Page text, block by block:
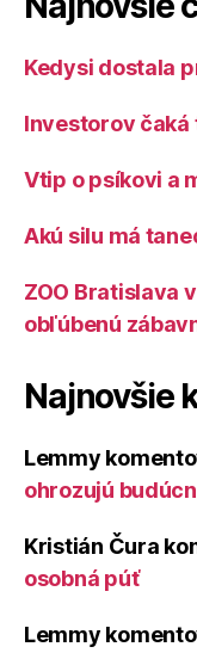
Kedysi dostala
Investorov
Vtip o psíkovi a
Akú silu má
ZOO Bratislava
obľúbenú
Najnovšie
Lemmy
ohrozujú
Kristián Čura
osobná púť
Lemmy